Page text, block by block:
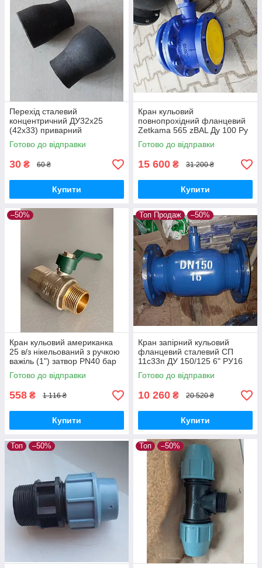
Перехід сталевий
концентричний ДУ32x25
(42х33) приварний
безшовний
Готово до відправки
30 ₴ 60 ₴
Купити
Кран кульовий
повнопрохідний фланцевий
Zetkama 565 zBAL Ду 100 Ру
16 чавунний суцільнозварний
корпус
Готово до відправки
15 600 ₴ 31 200 ₴
Купити
–50%
Кран кульовий американка
25 в/з нікельований з ручкою
важіль (1") затвор PN40 бар
Готово до відправки
558 ₴ 1 116 ₴
Купити
Топ Продаж –50%
Кран запірний кульовий
фланцевий сталевий СП
11с33п ДУ 150/125 6" РУ16
стандартнопрохідний
цільнозварний
Готово до відправки
10 260 ₴ 20 520 ₴
Купити
Топ –50% Топ –50%